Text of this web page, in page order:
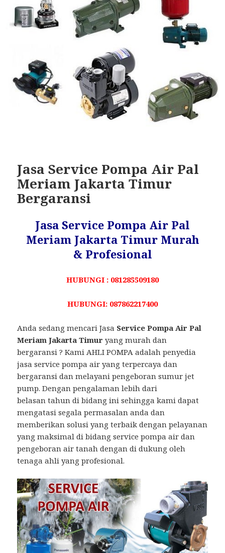
Jasa Service Pompa Air Pal
Meriam Jakarta Timur
Bergaransi
Jasa Service Pompa Air Pal
Meriam Jakarta Timur Murah
& Profesional
HUBUNGI : 081285509180
HUBUNGI: 087862217400
Anda sedang mencari Jasa Service Pompa Air Pal
Meriam Jakarta Timur yang murah dan
bergaransi ? Kami AHLI POMPA adalah penyedia
jasa service pompa air yang terpercaya dan
bergaransi dan melayani pengeboran sumur jet
pump. Dengan pengalaman lebih dari
belasan tahun di bidang ini sehingga kami dapat
mengatasi segala permasalan anda dan
memberikan solusi yang terbaik dengan pelayanan
yang maksimal di bidang service pompa air dan
pengeboran air tanah dengan di dukung oleh
tenaga ahli yang profesional.